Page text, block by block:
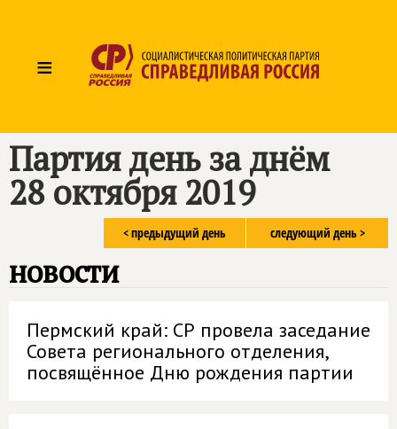
≡
Партия день за днём
28 октября 2019
следующий день >
< предыдущий день
новости
Пермский край: СР провела заседание
Совета регионального отделения,
посвящённое Дню рождения партии